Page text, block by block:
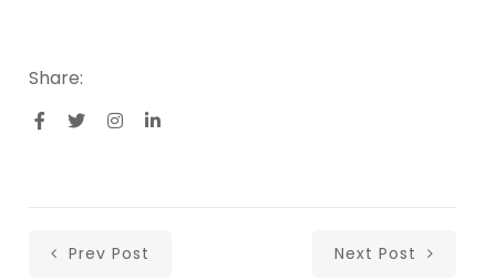
Share:
Prev Post Next Post